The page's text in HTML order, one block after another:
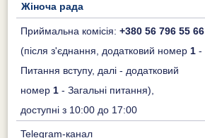
Жіноча рада
Приймальна комісія: +380 56 796 55 66
(після з'єднання, додатковий номер 1 -
Питання вступу, далі - додатковий
номер 1 - Загальні питання),
доступні з 10:00 до 17:00
Telegram-канал